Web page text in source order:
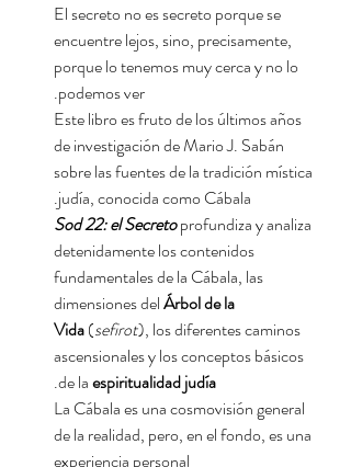
El secreto no es secreto porque se
encuentre lejos, sino, precisamente,
porque lo tenemos muy cerca y no lo
podemos ver.
Este libro es fruto de los últimos años
de investigación de Mario J. Sabán
sobre las fuentes de la tradición mística
judía, conocida como Cábala.
Sod 22: el Secretoprofundiza y analiza
detenidamente los contenidos
fundamentales de la Cábala, las
dimensiones delÁrbol de la
Vida(sefirot), los diferentes caminos
ascensionales y los conceptos básicos
de laespiritualidad judía
.
La Cábala es una cosmovisión general
de la realidad, pero, en el fondo, es una
experiencia personal